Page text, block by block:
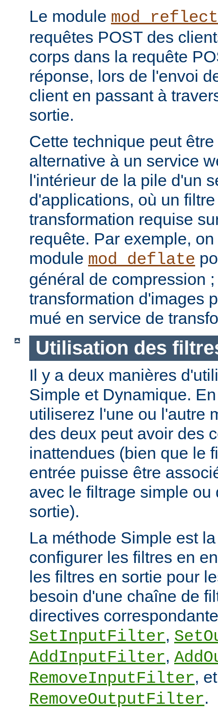
Le module
requêtes POST des
corps dans la requête
réponse, lors de l'envoi
client en passant à
sortie.
Cette technique peut
alternative à un service
l'intérieur de la pile d'un
d'applications, où un
transformation requise
requête. Par exemple,
module mod_deflate
général de compression
transformation d'images
mué en service de
Utilisation des
Il y a deux manières
Simple et Dynamique.
utiliserez l'une ou l'autre
des deux peut avoir des
inattendues (bien que le
entrée puisse être
avec le filtrage simple ou
sortie).
La méthode Simple est
configurer les filtres en
les filtres en sortie pour
besoin d'une chaîne de
directives
SetInputFilter,
AddInputFilter,
RemoveInputFilter, et
RemoveOutputFilter.